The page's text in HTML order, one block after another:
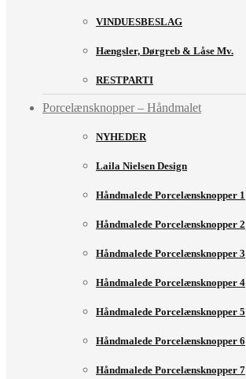
VINDUESBESLAG
Hængsler, Dørgreb & Låse Mv.
RESTPARTI
Porcelænsknopper – Håndmalet
NYHEDER
Laila Nielsen Design
Håndmalede Porcelænsknopper 1
Håndmalede Porcelænsknopper 2
Håndmalede Porcelænsknopper 3
Håndmalede Porcelænsknopper 4
Håndmalede Porcelænsknopper 5
Håndmalede Porcelænsknopper 6
Håndmalede Porcelænsknopper 7